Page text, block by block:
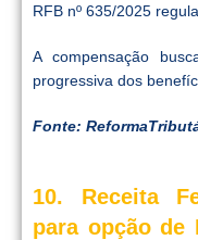
RFB nº 635/2025
A compensação
progressiva dos
Fonte:
10. Receita
para opção de